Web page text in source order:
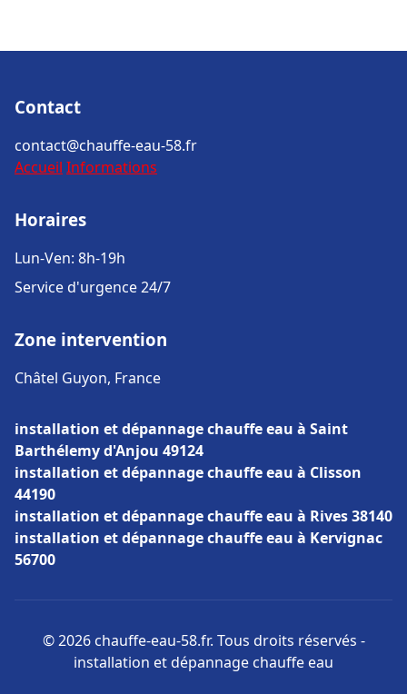
Contact
contact@chauffe-eau-58.fr
Accueil Informations
Horaires
Lun-Ven: 8h-19h
Service d'urgence 24/7
Zone intervention
Châtel Guyon, France
installation et dépannage chauffe eau à Saint
Barthélemy d'Anjou 49124
installation et dépannage chauffe eau à Clisson
44190
installation et dépannage chauffe eau à Rives 38140
installation et dépannage chauffe eau à Kervignac
56700
© 2026 chauffe-eau-58.fr. Tous droits réservés -
installation et dépannage chauffe eau